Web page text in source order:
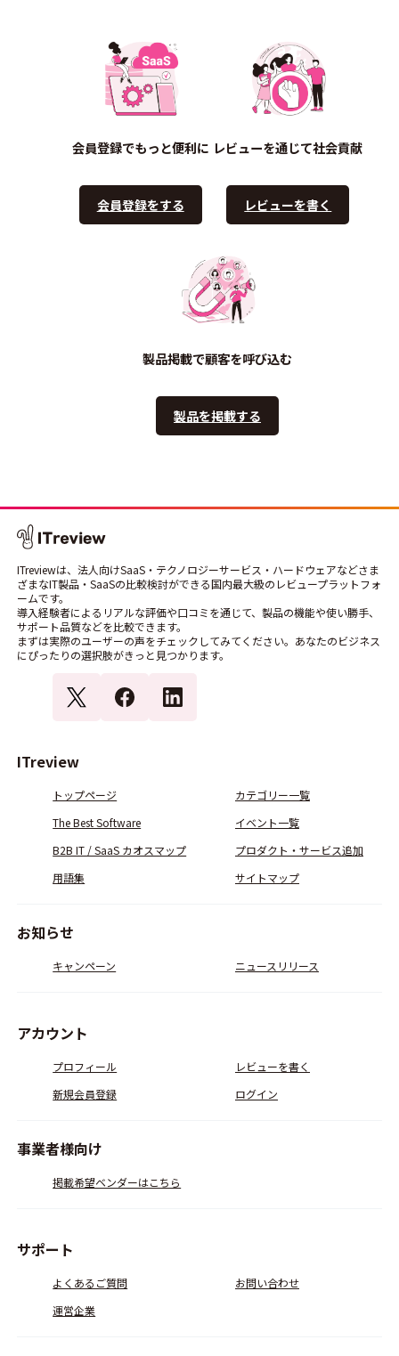
会員登録でもっと便利に
会員登録をする
レビューを通じて社会貢献
レビューを書く
製品掲載で顧客を呼び込む
製品を掲載する
ITreviewは、法人向けSaaS・テクノロジーサービス・ハードウェアなどさま
ざまなIT製品・SaaSの比較検討ができる国内最大級のレビュープラットフォ
ームです。
導入経験者によるリアルな評価や口コミを通じて、製品の機能や使い勝手、
サポート品質などを比較できます。
まずは実際のユーザーの声をチェックしてみてください。あなたのビジネス
にぴったりの選択肢がきっと見つかります。
ITreview
トップページ
カテゴリー一覧
The Best Software
イベント一覧
B2B IT / SaaS カオスマップ
プロダクト・サービス追加
用語集
サイトマップ
お知らせ
キャンペーン ニュースリリース
アカウント
プロフィール
レビューを書く
新規会員登録
ログイン
事業者様向け
掲載希望ベンダーはこちら
サポート
よくあるご質問
お問い合わせ
運営企業